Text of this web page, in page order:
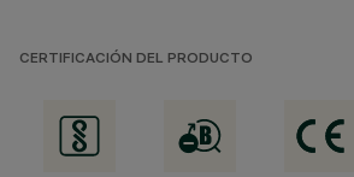
CERTIFICACIÓN DEL PRODUCTO